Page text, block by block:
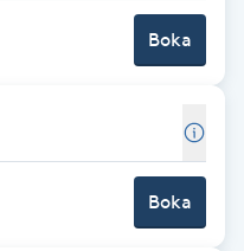
Boka
Boka